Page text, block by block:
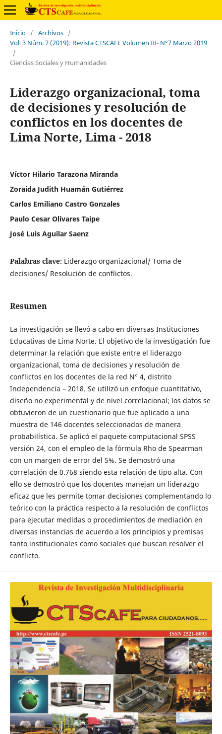
Inicio / Archivos /
Vol. 3 Núm. 7 (2019): Revista CTSCAFE Volumen III- N°7 Marzo 2019
/
Ciencias Sociales y Humanidades
Liderazgo organizacional, toma
de decisiones y resolución de
conflictos en los docentes de
Lima Norte, Lima - 2018
Víctor Hilario Tarazona Miranda
Zoraida Judith Huamán Gutiérrez
Carlos Emiliano Castro Gonzales
Paulo Cesar Olivares Taipe
José Luis Aguilar Saenz
Palabras clave: Liderazgo organizacional/ Toma de
decisiones/ Resolución de conflictos.
Resumen
La investigación se llevó a cabo en diversas Instituciones
Educativas de Lima Norte. El objetivo de la investigación fue
determinar la relación que existe entre el liderazgo
organizacional, toma de decisiones y resolución de
conflictos en los docentes de la red N° 4, distrito
Independencia – 2018. Se utilizó un enfoque cuantitativo,
diseño no experimental y de nivel correlacional; los datos se
obtuvieron de un cuestionario que fue aplicado a una
muestra de 146 docentes seleccionados de manera
probabilística. Se aplicó el paquete computacional SPSS
versión 24, con el empleo de la fórmula Rho de Spearman
con un margen de error del 5%. Se demostró una
correlación de 0.768 siendo esta relación de tipo alta. Con
ello se demostró que los docentes manejan un liderazgo
eficaz que les permite tomar decisiones complementando lo
teórico con la práctica respecto a la resolución de conflictos
para ejecutar medidas o procedimientos de mediación en
diversas instancias de acuerdo a los principios y premisas
tanto institucionales como sociales que buscan resolver el
conflicto.